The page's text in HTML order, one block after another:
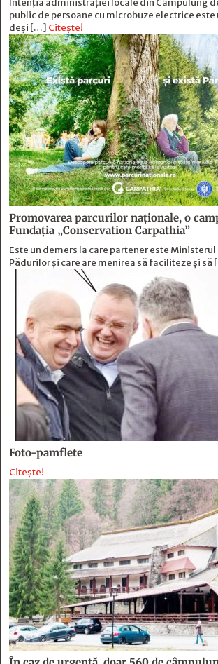
Intenția administrației locale din Câmpulung
public de persoane cu microbuze electrice
deși […] Citește!
Promovarea parcurilor naționale, o
Fundația „Conservation Carpathia”
Este un demers la care partener este
Pădurilor și care are menirea să faciliteze și
Foto-pamflete
Citește!